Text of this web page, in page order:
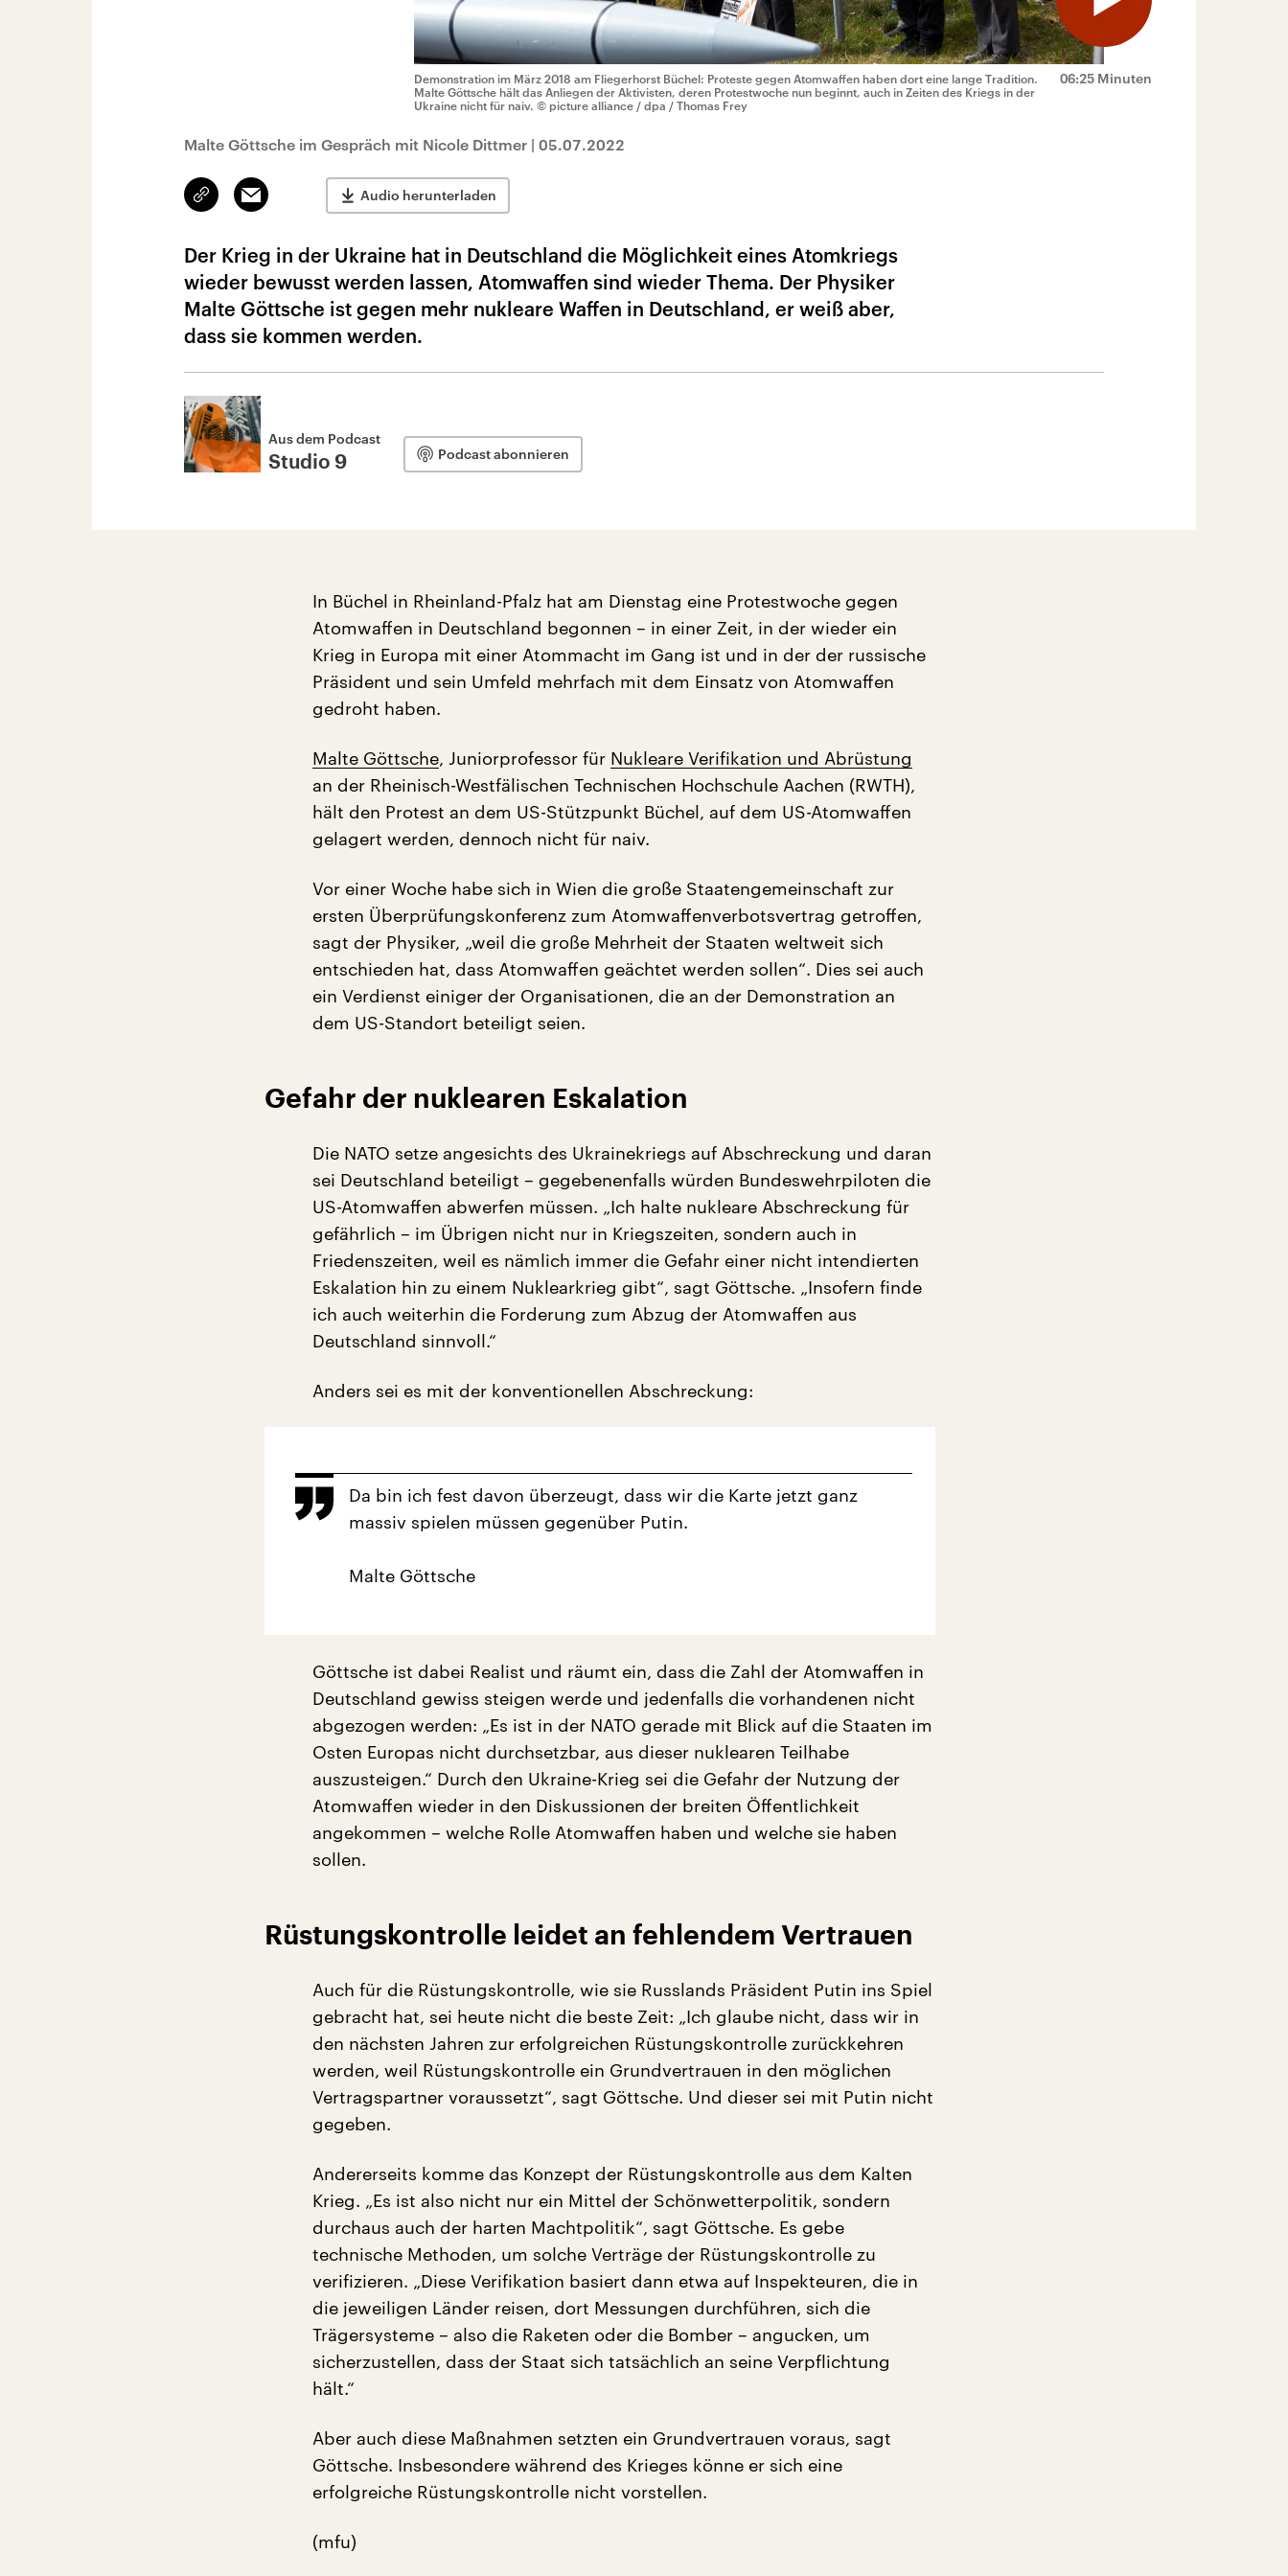
06:25 Minuten
Demonstration im März 2018 am Fliegerhorst Büchel: Proteste gegen Atomwaffen haben dort eine lange Tradition.
Malte Göttsche hält das Anliegen der Aktivisten, deren Protestwoche nun beginnt, auch in Zeiten des Kriegs in der
Ukraine nicht für naiv. © picture alliance / dpa / Thomas Frey
Malte Göttsche im Gespräch mit Nicole Dittmer | 05.07.2022
Link
kopieren/teilen
Email Audio herunterladen
Der Krieg in der Ukraine hat in Deutschland die Möglichkeit eines Atomkriegs
wieder bewusst werden lassen, Atomwaffen sind wieder Thema. Der Physiker
Malte Göttsche ist gegen mehr nukleare Waffen in Deutschland, er weiß aber,
dass sie kommen werden.
Aus dem Podcast
Studio 9 Podcast abonnieren
In Büchel in Rheinland-Pfalz hat am Dienstag eine Protestwoche gegen
Atomwaffen in Deutschland begonnen – in einer Zeit, in der wieder ein
Krieg in Europa mit einer Atommacht im Gang ist und in der der russische
Präsident und sein Umfeld mehrfach mit dem Einsatz von Atomwaffen
gedroht haben.
Malte Göttsche, Juniorprofessor für Nukleare Verifikation und Abrüstung
an der Rheinisch-Westfälischen Technischen Hochschule Aachen (RWTH),
hält den Protest an dem US-Stützpunkt Büchel, auf dem US-Atomwaffen
gelagert werden, dennoch nicht für naiv.
Vor einer Woche habe sich in Wien die große Staatengemeinschaft zur
ersten Überprüfungskonferenz zum Atomwaffenverbotsvertrag getroffen,
sagt der Physiker, „weil die große Mehrheit der Staaten weltweit sich
entschieden hat, dass Atomwaffen geächtet werden sollen“. Dies sei auch
ein Verdienst einiger der Organisationen, die an der Demonstration an
dem US-Standort beteiligt seien.
Gefahr der nuklearen Eskalation
Die NATO setze angesichts des Ukrainekriegs auf Abschreckung und daran
sei Deutschland beteiligt – gegebenenfalls würden Bundeswehrpiloten die
US-Atomwaffen abwerfen müssen. „Ich halte nukleare Abschreckung für
gefährlich – im Übrigen nicht nur in Kriegszeiten, sondern auch in
Friedenszeiten, weil es nämlich immer die Gefahr einer nicht intendierten
Eskalation hin zu einem Nuklearkrieg gibt“, sagt Göttsche. „Insofern finde
ich auch weiterhin die Forderung zum Abzug der Atomwaffen aus
Deutschland sinnvoll.“
Anders sei es mit der konventionellen Abschreckung:
Da bin ich fest davon überzeugt, dass wir die Karte jetzt ganz
massiv spielen müssen gegenüber Putin.
Malte Göttsche
Göttsche ist dabei Realist und räumt ein, dass die Zahl der Atomwaffen in
Deutschland gewiss steigen werde und jedenfalls die vorhandenen nicht
abgezogen werden: „Es ist in der NATO gerade mit Blick auf die Staaten im
Osten Europas nicht durchsetzbar, aus dieser nuklearen Teilhabe
auszusteigen.“ Durch den Ukraine-Krieg sei die Gefahr der Nutzung der
Atomwaffen wieder in den Diskussionen der breiten Öffentlichkeit
angekommen – welche Rolle Atomwaffen haben und welche sie haben
sollen.
Rüstungskontrolle leidet an fehlendem Vertrauen
Auch für die Rüstungskontrolle, wie sie Russlands Präsident Putin ins Spiel
gebracht hat, sei heute nicht die beste Zeit: „Ich glaube nicht, dass wir in
den nächsten Jahren zur erfolgreichen Rüstungskontrolle zurückkehren
werden, weil Rüstungskontrolle ein Grundvertrauen in den möglichen
Vertragspartner voraussetzt“, sagt Göttsche. Und dieser sei mit Putin nicht
gegeben.
Andererseits komme das Konzept der Rüstungskontrolle aus dem Kalten
Krieg. „Es ist also nicht nur ein Mittel der Schönwetterpolitik, sondern
durchaus auch der harten Machtpolitik“, sagt Göttsche. Es gebe
technische Methoden, um solche Verträge der Rüstungskontrolle zu
verifizieren. „Diese Verifikation basiert dann etwa auf Inspekteuren, die in
die jeweiligen Länder reisen, dort Messungen durchführen, sich die
Trägersysteme – also die Raketen oder die Bomber – angucken, um
sicherzustellen, dass der Staat sich tatsächlich an seine Verpflichtung
hält.“
Aber auch diese Maßnahmen setzten ein Grundvertrauen voraus, sagt
Göttsche. Insbesondere während des Krieges könne er sich eine
erfolgreiche Rüstungskontrolle nicht vorstellen.
(mfu)